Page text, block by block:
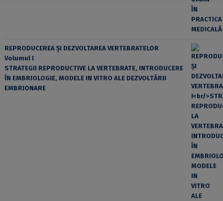
REPRODUCEREA ȘI DEZVOLTAREA VERTEBRATELOR
Volumul I
STRATEGII REPRODUCTIVE LA VERTEBRATE, INTRODUCERE
ÎN EMBRIOLOGIE, MODELE IN VITRO ALE DEZVOLTĂRII
EMBRIONARE